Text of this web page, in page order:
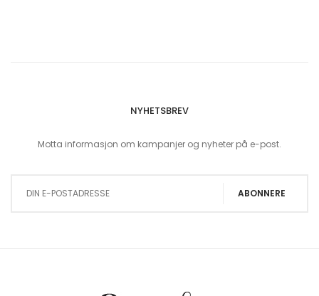
NYHETSBREV
Motta informasjon om kampanjer og nyheter på e-post.
ABONNERE